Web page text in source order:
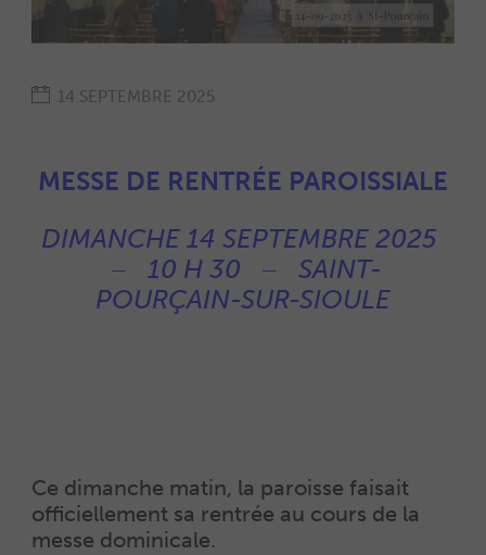
14 SEPTEMBRE 2025
MESSE DE RENTRÉE PAROISSIALE
DIMANCHE 14 SEPTEMBRE 2025
– 10 H 30 – SAINT-
POURÇAIN-SUR-SIOULE
Ce dimanche matin, la paroisse faisait
officiellement sa rentrée au cours de la
messe dominicale.